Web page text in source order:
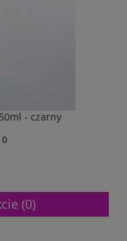
- czarny
0
(0)